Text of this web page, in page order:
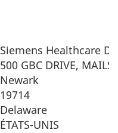
Siemens Healthcare
500 GBC DRIVE,
Newark
19714
Delaware
ÉTATS-UNIS